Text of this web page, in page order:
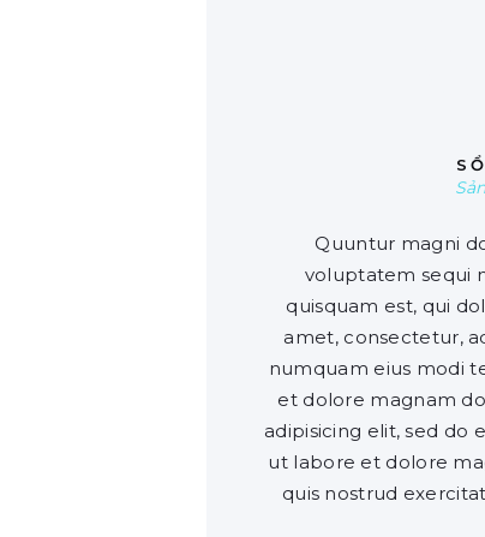
Quuntur magni
voluptatem sequi
quisquam est, qui
amet, consectetur,
numquam eius modi
et dolore magnam
adipisicing elit, sed do
ut labore et dolore
quis nostrud